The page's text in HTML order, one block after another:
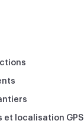
et localisation GPS